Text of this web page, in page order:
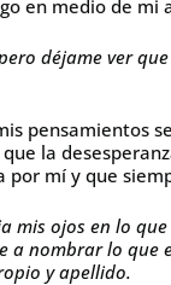
en medio de mi
déjame ver
pensamientos
la
por mí y que
mis ojos en lo
a nombrar lo que
y apellido.